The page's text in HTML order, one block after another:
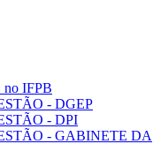
no IFPB
- DGEP
- DPI
- GABINETE DA